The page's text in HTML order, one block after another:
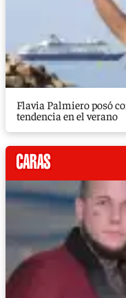
Flavia Palmiero posó
tendencia en el verano